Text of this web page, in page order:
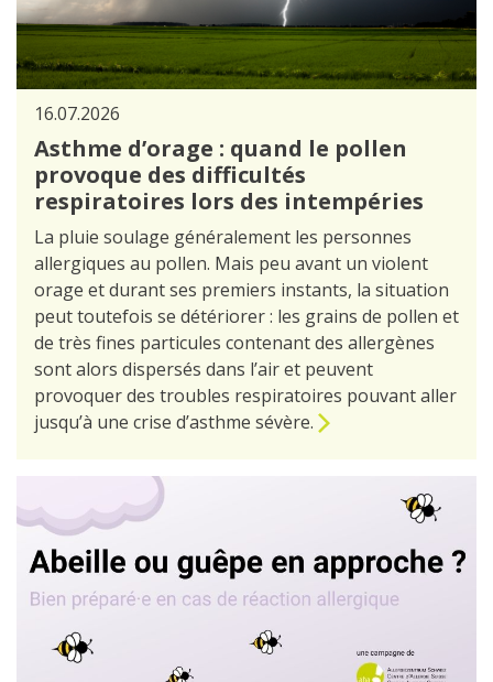
16.07.2026
Asthme d’orage : quand le pollen
provoque des difficultés
respiratoires lors des intempéries
La pluie soulage généralement les personnes
allergiques au pollen. Mais peu avant un violent
orage et durant ses premiers instants, la situation
peut toutefois se détériorer : les grains de pollen et
de très fines particules contenant des allergènes
sont alors dispersés dans l’air et peuvent
provoquer des troubles respiratoires pouvant aller
jusqu’à une crise d’asthme sévère.